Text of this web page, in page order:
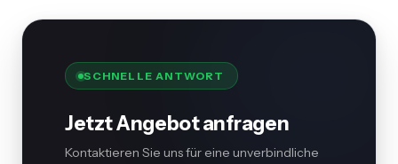
SCHNELLE ANTWORT
Jetzt Angebot anfragen
Kontaktieren Sie uns für eine unverbindliche